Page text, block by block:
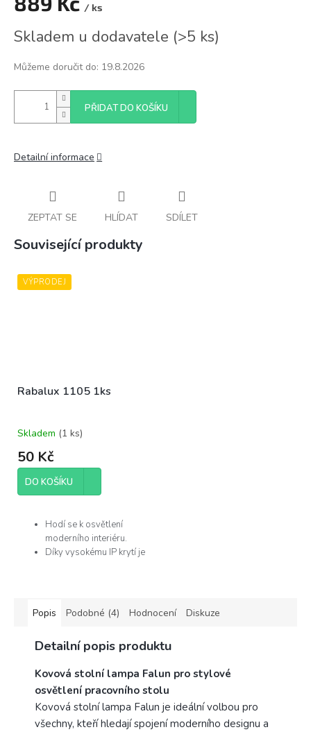
/ ks
cena:
Skladem u dodavatele (>5 ks)
Můžeme doručit do: 19.8.2026
PŘIDAT DO KOŠÍKU
Detailní informace
ZEPTAT SE HLÍDAT SDÍLET
Související produkty
VÝPRODEJ
Rabalux 1105 1ks
Skladem (1 ks)
50 Kč
DO KOŠÍKU
Hodí se k osvětlení
moderního interiéru.
Díky vysokému IP krytí je
balení.
Popis Podobné (4) Hodnocení Diskuze
Detailní popis produktu
Kovová stolní lampa Falun pro stylové
osvětlení pracovního stolu
Kovová stolní lampa Falun je ideální volbou pro
všechny, kteří hledají spojení moderního designu a